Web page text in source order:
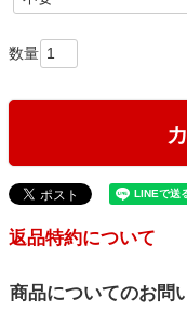
必
返品特約について
商品についてのお問